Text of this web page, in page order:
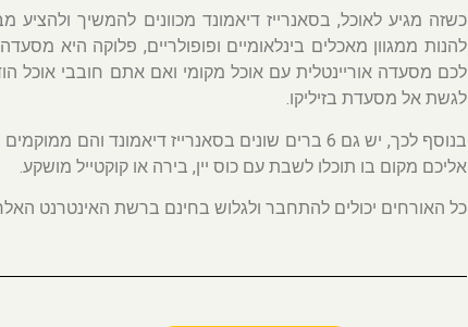
כשזה מגיע לאוכל, בסאנרייז דיאמונד מכוונים להמשיך ולהציע
להנות ממגוון מאכלים בינלאומיים ופופולריים, פלוקה היא
לכם מסעדה אוריינטלית עם אוכל מקומי ואם אתם חובבי אוכל
לגשת אל מסעדת בזיליקו.
בנוסף לכך, יש גם 6 ברים שונים בסאנרייז דיאמונד
אליכם מקום בו תוכלו לשבת עם כוס יין, בירה או קוקטייל מושקע.
כל האורחים יכולים להתחבר ולגלוש בחינם ברשת האינטרנט